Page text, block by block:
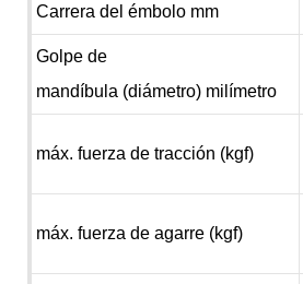
Carrera del émbolo mm
Golpe de
mandíbula (diámetro) milímetro
máx. fuerza de tracción (kgf)
máx. fuerza de agarre (kgf)